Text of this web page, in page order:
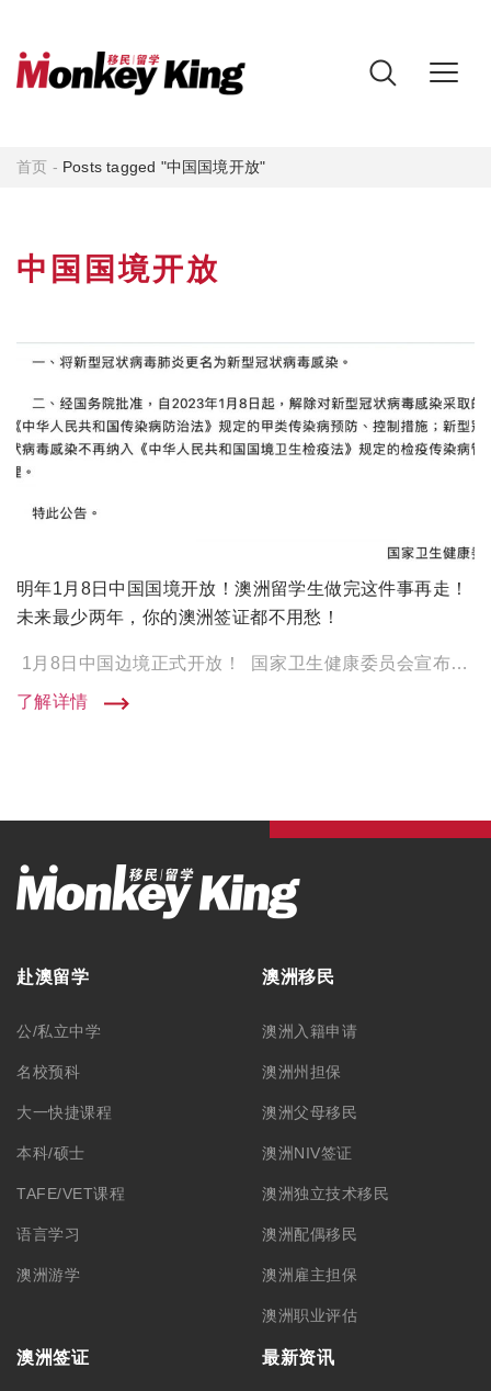
首页 - Posts tagged "中国国境开放"
中国国境开放
明年1月8日中国国境开放！澳洲留学生做完这件事再走！
未来最少两年，你的澳洲签证都不用愁！
1月8日中国边境正式开放！ 国家卫生健康委员会宣布新冠病毒改为新冠感染！ （图片来源：国家卫生健康委员会截 […]
了解详情
赴澳留学
公/私立中学
名校预科
大一快捷课程
本科/硕士
TAFE/VET课程
语言学习
澳洲游学
澳洲移民
澳洲入籍申请
澳洲州担保
澳洲父母移民
澳洲NIV签证
澳洲独立技术移民
澳洲配偶移民
澳洲雇主担保
澳洲职业评估
澳洲签证 最新资讯